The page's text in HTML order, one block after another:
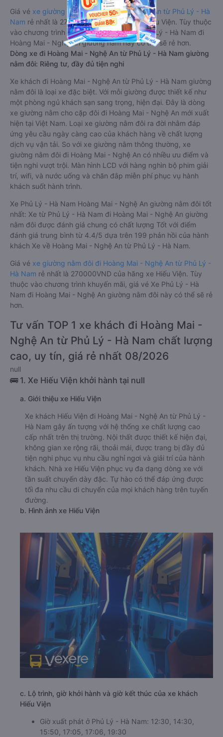
Giá vé xe giường nằm đi Hoàng Mai - Nghệ An từ Phủ Lý - Hà
Nam rẻ nhất là 270000VND của hãng xe Hiếu Viện. Tùy thuộc
vào chương trình khuyến mãi, giá vé Xe Phủ Lý - Hà Nam đi
Hoàng Mai - Nghệ An giường nằm này có thể sẽ rẻ hơn.
Dòng xe đi Hoàng Mai - Nghệ An từ Phủ Lý - Hà Nam giường
nằm đôi: Riêng tư, đầy đủ tiện nghi
Xe khách đi Hoàng Mai - Nghệ An từ Phủ Lý - Hà Nam giường
nằm đôi là loại xe đặc biệt. Với mỗi giường được thiết kế như
một phòng ngủ khách sạn sang trọng, hiện đại. Đây là dòng
xe giường nằm cho cặp đôi đi Hoàng Mai - Nghệ An mới xuất
hiện tại Việt Nam. Loại xe giường nằm đôi ra đời nhằm đáp
ứng yêu cầu ngày càng cao của khách hàng về chất lượng
dịch vụ vận tải. So với xe giường nằm thông thường, xe
giường nằm đôi đi Hoàng Mai - Nghệ An có nhiều ưu điểm và
tiện nghi vượt trội. Màn hình LCD với hàng nghìn bộ phim giải
trí, wifi, và nước uống và chăn đắp miễn phí phục vụ hành
khách suốt hành trình.
Xe Phủ Lý - Hà Nam Hoàng Mai - Nghệ An giường nằm đôi tốt
nhất: Xe từ Phủ Lý - Hà Nam đi Hoàng Mai - Nghệ An giường
nằm đôi được đánh giá chung có chất lượng Tốt với điểm
đánh giá trung bình từ 4.4/5 dựa trên 199 phản hồi của hành
khách Xe về Hoàng Mai - Nghệ An từ Phủ Lý - Hà Nam.
Giá vé xe giường nằm đôi đi Hoàng Mai - Nghệ An từ Phủ Lý -
Hà Nam rẻ nhất là 270000VND của hãng xe Hiếu Viện. Tùy
thuộc vào chương trình khuyến mãi, giá vé Xe Phủ Lý - Hà
Nam đi Hoàng Mai - Nghệ An giường nằm đôi này có thể sẽ rẻ
hơn.
Tư vấn TOP 1 xe khách đi Hoàng Mai -
Nghệ An từ Phủ Lý - Hà Nam chất lượng
cao, uy tín, giá rẻ nhất 08/2026
null
🚌 1. Xe Hiếu Viện khởi hành tại null
a. Giới thiệu xe Hiếu Viện
Xe khách Hiếu Viện đi Hoàng Mai - Nghệ An từ Phủ Lý -
Hà Nam gây ấn tượng với hệ thống xe chất lượng cao
cấp nhất trên thị trường. Nội thất được thiết kế hiện đại,
không gian xe rộng rãi, thoải mái, được trang bị đầy đủ
tiện nghi phục vụ nhu cầu nghỉ ngơi và giải trí của hành
khách. Nhà xe Hiếu Viện phục vụ đa dạng dòng xe với
tần suất chuyến dày đặc. Tự hào có thể đáp ứng được
tối đa nhu cầu di chuyển của mọi khách hàng trên tuyến
đường.
b. Hình ảnh xe Hiếu Viện
c. Lộ trình, giờ khởi hành và giờ kết thúc của xe khách
Hiếu Viện
Giờ xuất phát ở Phủ Lý - Hà Nam: 12:30, 14:30,
15:50, 17:05, 17:06, 19:30